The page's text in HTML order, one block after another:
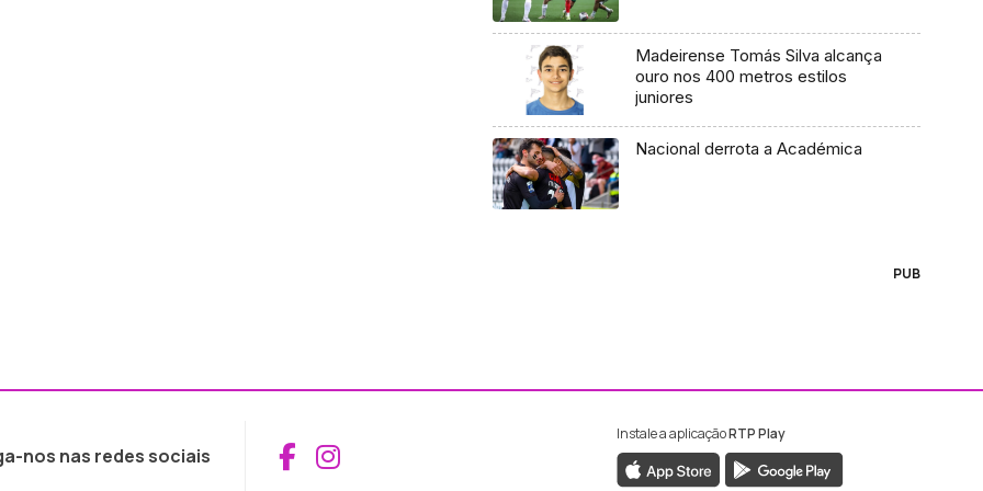
Madeirense Tomás Silva alcança
ouro nos 400 metros estilos
juniores
Nacional derrota a Académica
PUB
nos nas redes sociais Aceder ao Facebook da RTP Madeira
Aceder ao Instagram da RTP Madeira
Instale a aplicaçãoRTP Play